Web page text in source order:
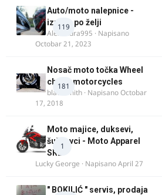
119
Auto/moto nalepnice -
izrada po želji
Alexandra995 · Napisano
Octobar 21, 2023
181
Nosač moto točka Wheel
chock motorcycles
blacksmith · NapisanoOctobar
17, 2018
1
Moto majice, duksevi,
šuškavci - Moto Apparel
SRB
Lucky George · NapisanoApril 27
" BOKILIĆ " servis, prodaja